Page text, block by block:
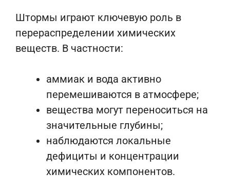
Штормы играют ключевую роль в
перераспределении химических
веществ. В частности:
аммиак и вода активно
перемешиваются в атмосфере;
вещества могут переноситься на
значительные глубины;
наблюдаются локальные
дефициты и концентрации
химических компонентов.